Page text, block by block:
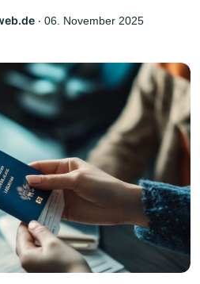
‧ 06. November 2025